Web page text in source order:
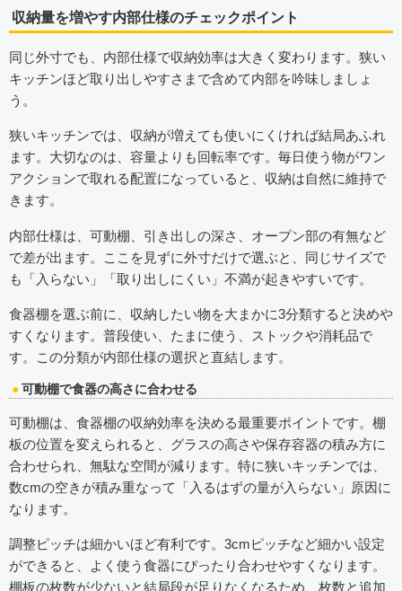
収納量を増やす内部仕様のチェックポイント
同じ外寸でも、内部仕様で収納効率は大きく変わります。狭い
キッチンほど取り出しやすさまで含めて内部を吟味しましょ
う。
狭いキッチンでは、収納が増えても使いにくければ結局あふれ
ます。大切なのは、容量よりも回転率です。毎日使う物がワン
アクションで取れる配置になっていると、収納は自然に維持で
きます。
内部仕様は、可動棚、引き出しの深さ、オープン部の有無など
で差が出ます。ここを見ずに外寸だけで選ぶと、同じサイズで
も「入らない」「取り出しにくい」不満が起きやすいです。
食器棚を選ぶ前に、収納したい物を大まかに3分類すると決めや
すくなります。普段使い、たまに使う、ストックや消耗品で
す。この分類が内部仕様の選択と直結します。
可動棚で食器の高さに合わせる
可動棚は、食器棚の収納効率を決める最重要ポイントです。棚
板の位置を変えられると、グラスの高さや保存容器の積み方に
合わせられ、無駄な空間が減ります。特に狭いキッチンでは、
数cmの空きが積み重なって「入るはずの量が入らない」原因に
なります。
調整ピッチは細かいほど有利です。3cmピッチなど細かい設定
ができると、よく使う食器にぴったり合わせやすくなります。
棚板の枚数が少ないと結局段が足りなくなるため、枚数と追加